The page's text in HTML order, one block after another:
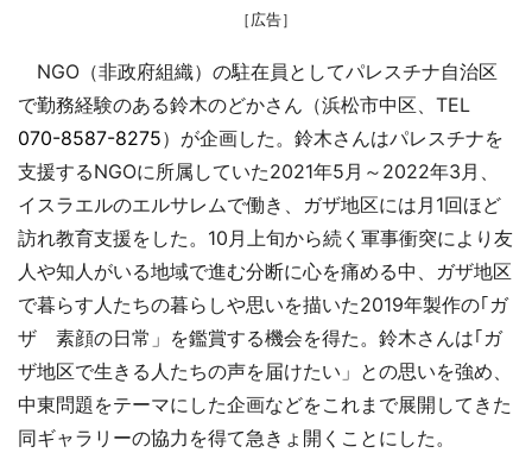
［広告］
NGO（非政府組織）の駐在員としてパレスチナ自治区
で勤務経験のある鈴木のどかさん（浜松市中区、TEL
070-8587-8275）が企画した。鈴木さんはパレスチナを
支援するNGOに所属していた2021年5月～2022年3月、
イスラエルのエルサレムで働き、ガザ地区には月1回ほど
訪れ教育支援をした。10月上旬から続く軍事衝突により友
人や知人がいる地域で進む分断に心を痛める中、ガザ地区
で暮らす人たちの暮らしや思いを描いた2019年製作の｢ガ
ザ 素顔の日常」を鑑賞する機会を得た。鈴木さんは｢ガ
ザ地区で生きる人たちの声を届けたい」との思いを強め、
中東問題をテーマにした企画などをこれまで展開してきた
同ギャラリーの協力を得て急きょ開くことにした。